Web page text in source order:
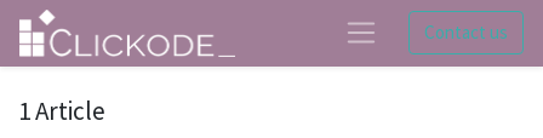
Contact us
1 Article